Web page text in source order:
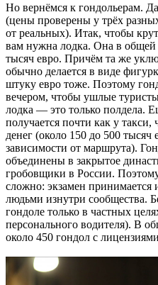
Но вернёмся к гондольерам.
(цены проверены у трёх
от реальных). Итак, чтобы
вам нужна лодка. Она в общей
тысяч евро. Причём та же
обычно делается в виде
штуку евро тоже. Поэтому
вечером, чтобы ушлые
лодка — это только полдела.
получается почти как у
денег (около 150 до 500
зависимости от маршрута).
объединены в закрытое
гробовщики в России.
сложно: экзамен
людьми изнутри сообщества.
гондоле только в частных
персонального водителя). В
около 450 гондол с